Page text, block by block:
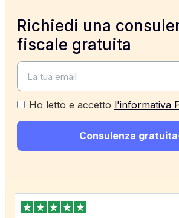
Richiedi una
fiscale gratuita
Ho letto e accetto l'informativa
Consulenza gratuita